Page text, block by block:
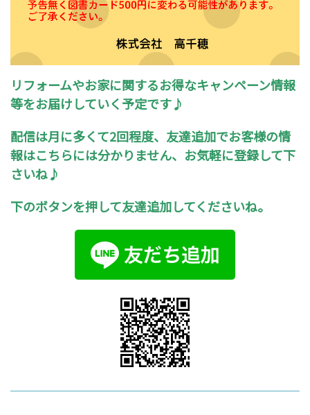
リフォームやお家に関するお得なキャンペーン情報
等をお届けしていく予定です♪
配信は月に多くて2回程度、友達追加でお客様の情
報はこちらには分かりません、お気軽に登録して下
さいね♪
下のボタンを押して友達追加してくださいね。